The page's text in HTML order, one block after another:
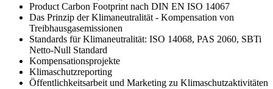
Product Carbon Footprint nach DIN EN ISO 14067
Das Prinzip der Klimaneutralität - Kompensation von
Treibhausgasemissionen
Standards für Klimaneutralität: ISO 14068, PAS 2060, SBTi
Netto-Null Standard
Kompensationsprojekte
Klimaschutzreporting
Öffentlichkeitsarbeit und Marketing zu Klimaschutzaktivitäten